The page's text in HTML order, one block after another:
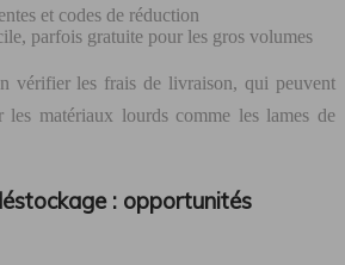
et codes de réduction
parfois gratuite pour les gros volumes
vérifier les frais de livraison, qui peuvent
les matériaux lourds comme les lames de
: opportunités